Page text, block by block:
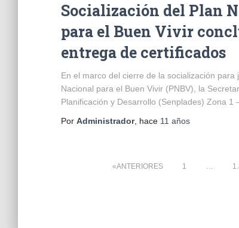
Socialización del Plan
para el Buen Vivir
entrega de certificados
En el marco del cierre de la socialización para
Nacional para el Buen Vivir (PNBV), la
Planificación y Desarrollo (Senplades) Zona 1
Por Administrador, hace 11 años
Paginación
ANTERIORES 1 …